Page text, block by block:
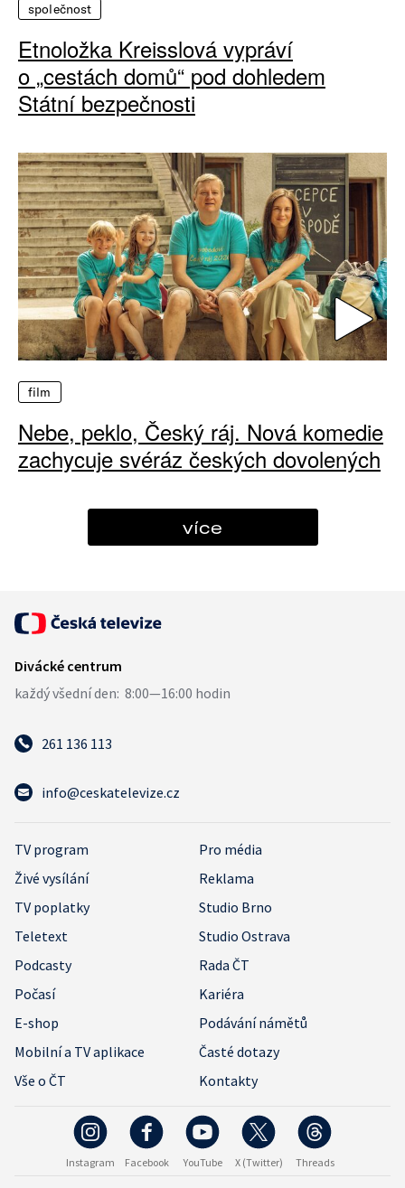
společnost
Etnoložka Kreisslová vypráví
o „cestách domů“ pod dohledem
Státní bezpečnosti
film
Nebe, peklo, Český ráj. Nová komedie
zachycuje svéráz českých dovolených
více
261 136 113
info@ceskatelevize.cz
TV program
Pro média
Živé vysílání
Reklama
TV poplatky
Studio Brno
Teletext
Studio Ostrava
Podcasty
Rada ČT
Počasí
Kariéra
E-shop
Podávání námětů
Mobilní a TV aplikace
Časté dotazy
Vše o ČT
Kontakty
Instagram Facebook YouTube X (Twitter) Threads